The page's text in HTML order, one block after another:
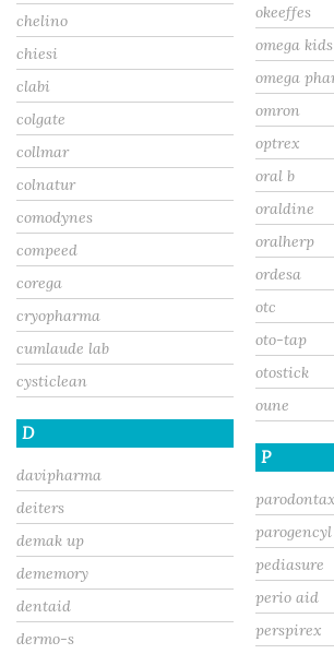
chelino
chiesi
clabi
colgate
collmar
colnatur
comodynes
compeed
corega
cryopharma
cumlaude lab
cysticlean
D
davipharma
deiters
demak up
dememory
dentaid
dermo-s
okeeffes
omega kids
omega
omron
optrex
oral b
oraldine
oralherp
ordesa
otc
oto-tap
otostick
oune
P
parodontax
parogencyl
pediasure
perio aid
perspirex